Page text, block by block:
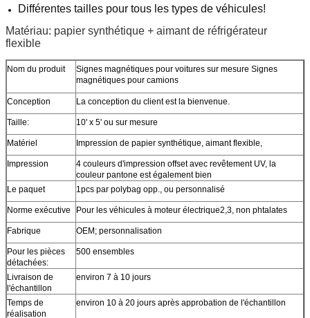
Différentes tailles pour tous les types de véhicules!
Matériau: papier synthétique + aimant de réfrigérateur
flexible
Nom du produit
Signes magnétiques pour voitures sur mesure Signes
magnétiques pour camions
Conception La conception du client est la bienvenue.
Taille: 10' x 5' ou sur mesure
Matériel Impression de papier synthétique, aimant flexible,
Impression
4 couleurs d'impression offset avec revêtement UV, la
couleur pantone est également bien
Le paquet
1pcs par polybag opp., ou personnalisé
Norme exécutive Pour les véhicules à moteur électrique2,3, non phtalates
Fabrique OEM; personnalisation
Pour les pièces
détachées:
500 ensembles
Livraison de
l'échantillon
environ 7 à 10 jours
Temps de
réalisation
environ 10 à 20 jours après approbation de l'échantillon